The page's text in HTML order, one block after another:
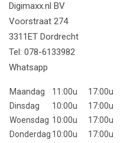
Digimaxx.nl BV
Voorstraat 274
3311ET Dordrecht
Tel: 078-6133982
Whatsapp
Maandag 11:00u
17:00u
Dinsdag
10:00u
17:00u
Woensdag 10:00u
17:00u
Donderdag 10:00u
17:00u